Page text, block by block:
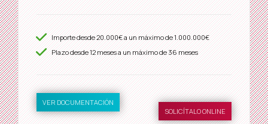
Importe desde20.000€a un máximo de1.000.000€
Plazo desde12meses a un máximo de 36 meses
VER DOCUMENTACIÓN
SOLICÍTALO ONLINE